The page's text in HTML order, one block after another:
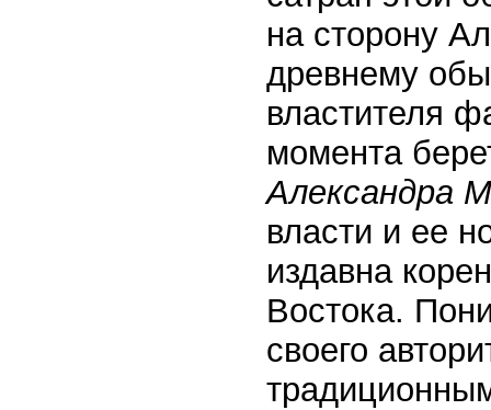
на сторону
древнему
властителя
момента
Александра
власти и ее
издавна
Востока.
своего